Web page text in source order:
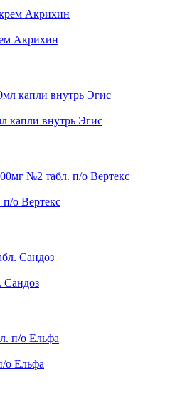
Акрихин
капли внутрь Эгис
о Вертекс
Сандоз
о Ельфа